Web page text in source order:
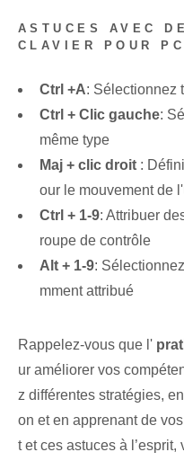
ASTUCES AVEC
CLAVIER POUR
Ctrl +‌A: Sélectionnez
Ctrl ⁤+ Clic gauche:
même type
Maj + clic droit :
our le mouvement de
Ctrl⁢ + 1-9: Attribuer
roupe de contrôle
Alt +‌ 1-9:
mment attribué
Rappelez-vous que l'
ur améliorer vos
z différentes stratégies,
on et en apprenant de
t et ces astuces à